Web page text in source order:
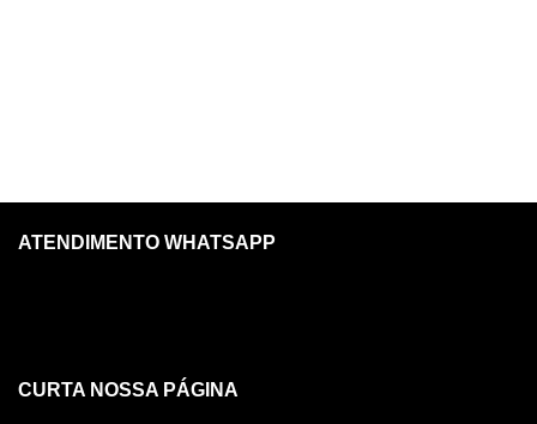
ATENDIMENTO WHATSAPP
CURTA NOSSA PÁGINA